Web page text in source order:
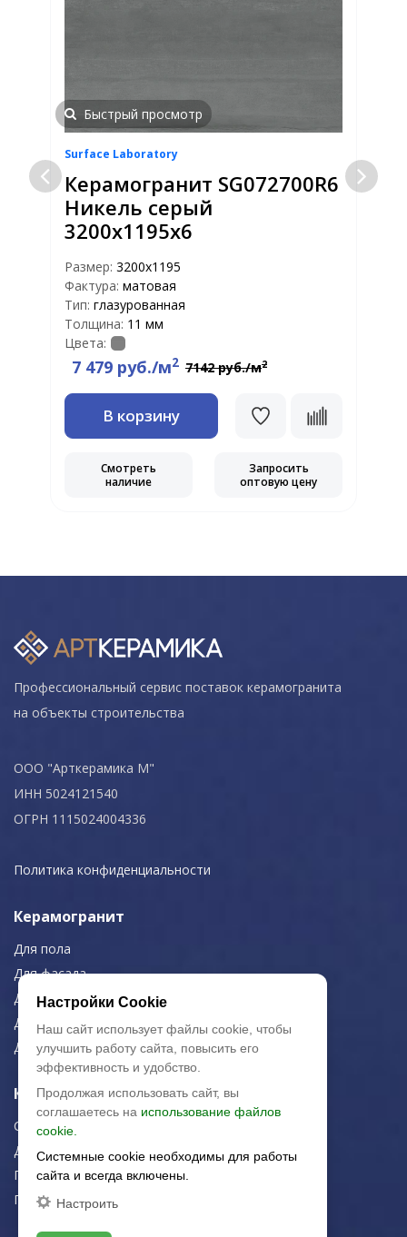
Быстрый просмотр
Surface Laboratory
Керамогранит SG072700R6
Никель серый
3200х1195х6
Размер: 3200x1195
Фактура: матовая
Тип: глазурованная
Толщина: 11 мм
Цвета:
7 479 руб./м2 7142 руб./м2
В корзину
Смотреть
наличие
Запросить
оптовую цену
Профессиональный сервис поставок керамогранита
на объекты строительства
ООО "Арткерамика М"
ИНН 5024121540
ОГРН 1115024004336
Политика конфиденциальности
Керамогранит
Для пола
Для фасада
Для дома/офиса
Для МОП
Для улицы
Керамическая плитка
Строительная плитка
Для дома/офиса
Плитка для стен
Плитка для пола
Настройки Cookie
Наш сайт использует файлы cookie, чтобы
улучшить работу сайта, повысить его
эффективность и удобство.
Продолжая использовать сайт, вы
соглашаетесь на использование файлов
cookie.
Системные cookie необходимы для работы
сайта и всегда включены.
Настроить